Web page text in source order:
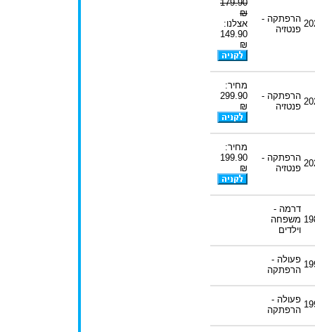
הרפתקה -
פנטזיה
179.90
₪
אצלנו:
149.90
₪
הרפתקה -
פנטזיה
מחיר:
299.90
₪
הרפתקה -
פנטזיה
מחיר:
199.90
₪
דרמה -
משפחה
וילדים
פעולה -
הרפתקה
פעולה -
הרפתקה